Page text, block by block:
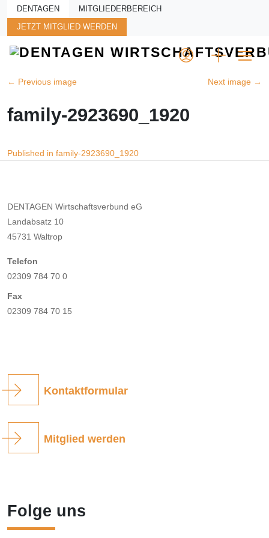
Skip to main content
DENTAGEN MITGLIEDERBEREICH
JETZT MITGLIED WERDEN
← Previous image Next image →
family-2923690_1920
Beitragsnavigation
Published in family-2923690_1920
DENTAGEN Wirtschaftsverbund eG
Landabsatz 10
45731 Waltrop
Telefon
02309 784 70 0
Fax
02309 784 70 15
Kontaktformular
Mitglied werden
Folge uns